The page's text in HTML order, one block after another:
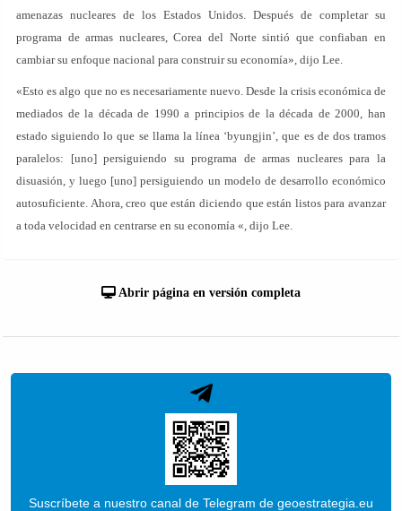
amenazas nucleares de los Estados Unidos. Después de completar su
programa de armas nucleares, Corea del Norte sintió que confiaban en
cambiar su enfoque nacional para construir su economía», dijo Lee.
«Esto es algo que no es necesariamente nuevo. Desde la crisis económica de
mediados de la década de 1990 a principios de la década de 2000, han
estado siguiendo lo que se llama la línea ‘byungjin’, que es de dos tramos
paralelos: [uno] persiguiendo su programa de armas nucleares para la
disuasión, y luego [uno] persiguiendo un modelo de desarrollo económico
autosuficiente. Ahora, creo que están diciendo que están listos para avanzar
a toda velocidad en centrarse en su economía «, dijo Lee.
Abrir página en versión completa
Suscríbete a nuestro canal de Telegram de geoestrategia.eu